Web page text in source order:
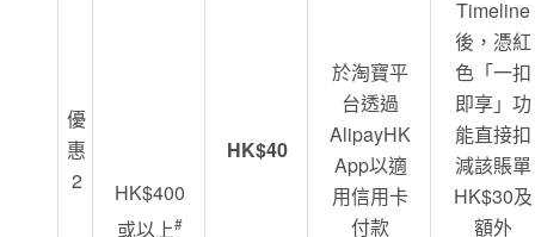
HK$400
或以上#
優
惠
2
HK$40
於淘寶平
台透過
AlipayHK
App以適
用信用卡
付款
Timeline
後，憑紅
色「一扣
即享」功
能直接扣
減該賬單
HK$30及
額外